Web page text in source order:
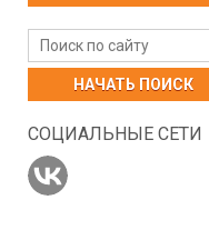
НАЧАТЬ ПОИСК
СОЦИАЛЬНЫЕ СЕТИ